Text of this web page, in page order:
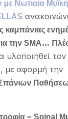
Νωτιαία
καμπάνιας
την SMA…
υλοποιηθεί τον
, με αφορμή την
– Spinal